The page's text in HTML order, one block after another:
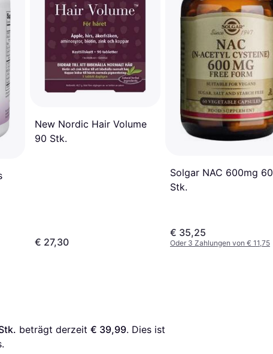
New Nordic Hair Volume
90 Stk.
€ 27,30
Solgar NAC 600mg 60
Stk.
€ 35,25
Oder 3 Zahlungen von € 11,75
beträgt derzeit € 39,99. Dies ist